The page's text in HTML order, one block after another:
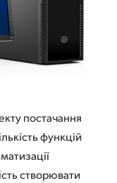
постачання
функцій
створювати